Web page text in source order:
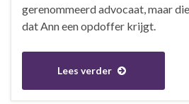
gerenommeerd advocaat, maar
dat Ann een opdoffer krijgt.
Lees verder